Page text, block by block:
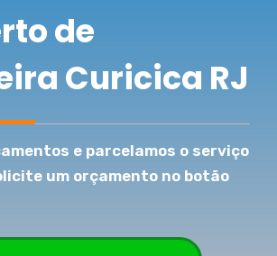
de
Curicica RJ
e parcelamos o serviço
um orçamento no botão